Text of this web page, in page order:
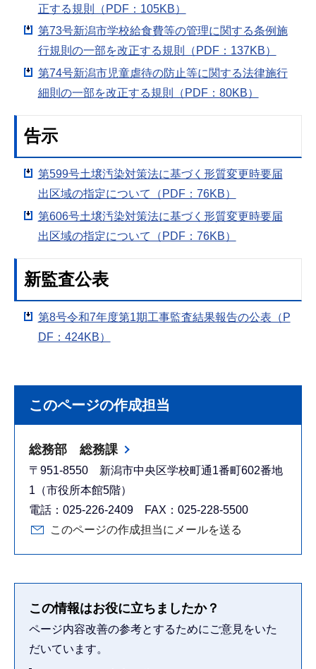
正する規則（PDF：105KB）
第73号新潟市学校給食費等の管理に関する条例施
行規則の一部を改正する規則（PDF：137KB）
第74号新潟市児童虐待の防止等に関する法律施行
細則の一部を改正する規則（PDF：80KB）
告示
第599号土壌汚染対策法に基づく形質変更時要届
出区域の指定について（PDF：76KB）
第606号土壌汚染対策法に基づく形質変更時要届
出区域の指定について（PDF：76KB）
新監査公表
第8号令和7年度第1期工事監査結果報告の公表（P
DF：424KB）
このページの作成担当
総務部 総務課
〒951-8550 新潟市中央区学校町通1番町602番地
1（市役所本館5階）
電話：025-226-2409 FAX：025-228-5500
このページの作成担当にメールを送る
この情報はお役に立ちましたか？
ページ内容改善の参考とするためにご意見をいた
だいています。